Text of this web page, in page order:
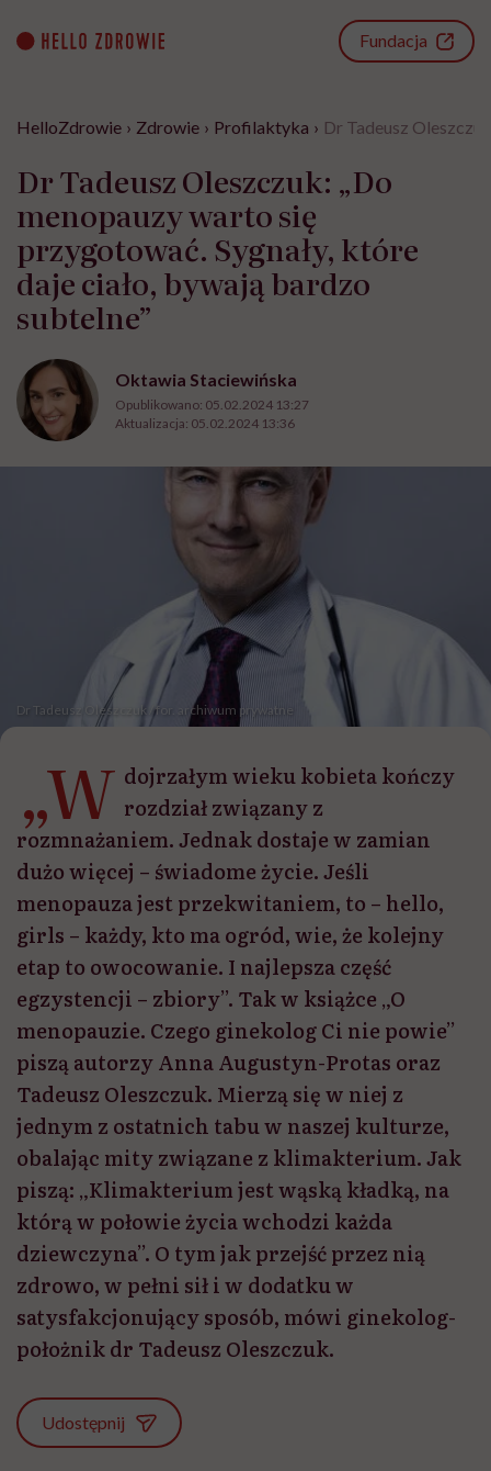
content
Fundacja
HelloZdrowie › Zdrowie › Profilaktyka › Dr Tadeusz
Dr Tadeusz Oleszczuk: „Do
menopauzy warto się
przygotować. Sygnały, które
daje ciało, bywają bardzo
subtelne”
Oktawia Staciewińska
Opublikowano: 05.02.2024 13:27
Aktualizacja: 05.02.2024 13:36
Dr Tadeusz Oleszczuk / for. archiwum prywatne
„W dojrzałym wieku kobieta kończy
rozdział związany z
rozmnażaniem. Jednak dostaje w zamian
dużo więcej – świadome życie. Jeśli
menopauza jest przekwitaniem, to – hello,
girls – każdy, kto ma ogród, wie, że kolejny
etap to owocowanie. I najlepsza część
egzystencji – zbiory”. Tak w książce „O
menopauzie. Czego ginekolog Ci nie powie”
piszą autorzy Anna Augustyn-Protas oraz
Tadeusz Oleszczuk. Mierzą się w niej z
jednym z ostatnich tabu w naszej kulturze,
obalając mity związane z klimakterium. Jak
piszą: „Klimakterium jest wąską kładką, na
którą w połowie życia wchodzi każda
dziewczyna”. O tym jak przejść przez nią
zdrowo, w pełni sił i w dodatku w
satysfakcjonujący sposób, mówi ginekolog-
położnik dr Tadeusz Oleszczuk.
Udostępnij